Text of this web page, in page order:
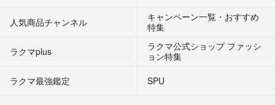
人気商品チャンネル
キャンペーン一覧・おすすめ
特集
ラクマplus
ラクマ公式ショップ ファッシ
ョン特集
ラクマ最強鑑定
SPU